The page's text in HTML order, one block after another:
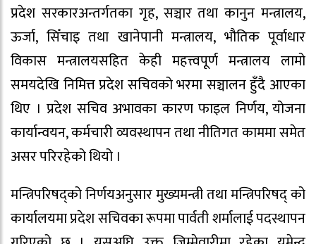
प्रदेश सरकारअन्तर्गतका गृह, सञ्चार तथा कानुन मन्त्रालय,
ऊर्जा, सिँचाइ तथा खानेपानी मन्त्रालय, भौतिक पूर्वाधार
विकास मन्त्रालयसहित केही महत्त्वपूर्ण मन्त्रालय लामो
समयदेखि निमित्त प्रदेश सचिवको भरमा सञ्चालन हुँदै आएका
थिए । प्रदेश सचिव अभावका कारण फाइल निर्णय, योजना
कार्यान्वयन, कर्मचारी व्यवस्थापन तथा नीतिगत काममा समेत
असर परिरहेको थियो ।
मन्त्रिपरिषद्को निर्णयअनुसार मुख्यमन्त्री तथा मन्त्रिपरिषद् को
कार्यालयमा प्रदेश सचिवका रूपमा पार्वती शर्मालाई पदस्थापन